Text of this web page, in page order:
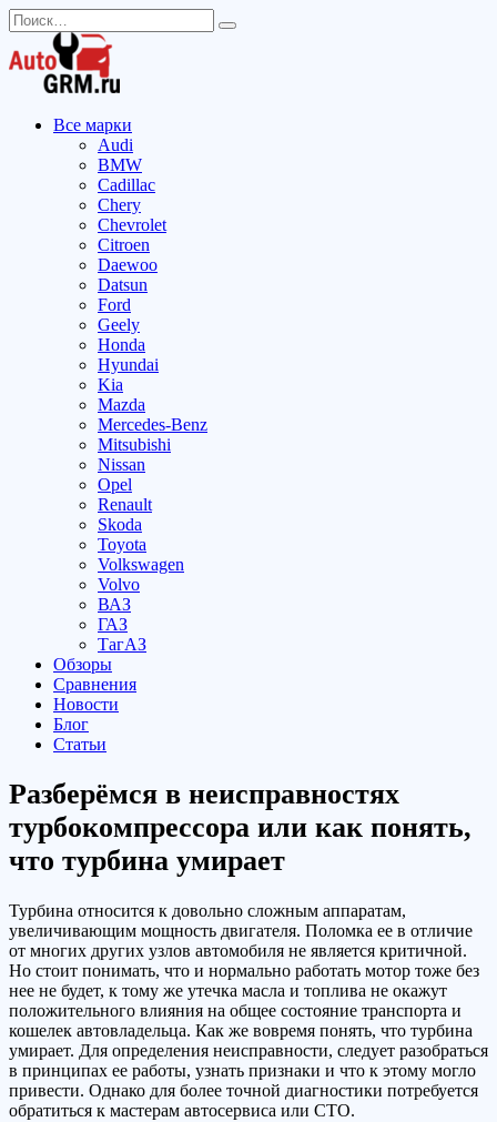
Перейти
к
содержанию
Search
for:
Все марки
Audi
BMW
Cadillac
Chery
Chevrolet
Citroen
Daewoo
Datsun
Ford
Geely
Honda
Hyundai
Kia
Mazda
Mercedes-Benz
Mitsubishi
Nissan
Opel
Renault
Skoda
Toyota
Volkswagen
Volvo
ВАЗ
ГАЗ
ТагАЗ
Обзоры
Сравнения
Новости
Блог
Статьи
Разберёмся в неисправностях
турбокомпрессора или как понять,
что турбина умирает
Турбина относится к довольно сложным аппаратам,
увеличивающим мощность двигателя. Поломка ее в отличие
от многих других узлов автомобиля не является критичной.
Но стоит понимать, что и нормально работать мотор тоже без
нее не будет, к тому же утечка масла и топлива не окажут
положительного влияния на общее состояние транспорта и
кошелек автовладельца. Как же вовремя понять, что турбина
умирает. Для определения неисправности, следует разобраться
в принципах ее работы, узнать признаки и что к этому могло
привести. Однако для более точной диагностики потребуется
обратиться к мастерам автосервиса или СТО.